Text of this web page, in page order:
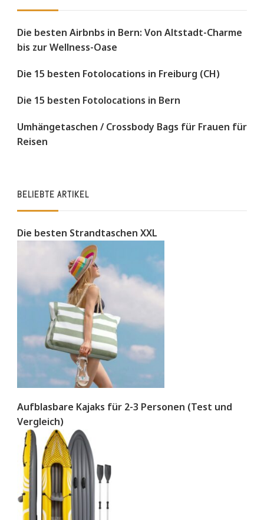
Die besten Airbnbs in Bern: Von Altstadt-Charme
bis zur Wellness-Oase
Die 15 besten Fotolocations in Freiburg (CH)
Die 15 besten Fotolocations in Bern
Umhängetaschen / Crossbody Bags für Frauen für
Reisen
BELIEBTE ARTIKEL
Die besten Strandtaschen XXL
Aufblasbare Kajaks für 2-3 Personen (Test und
Vergleich)